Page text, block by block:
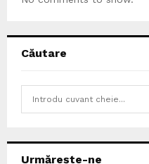
Căutare
Urmărește-ne